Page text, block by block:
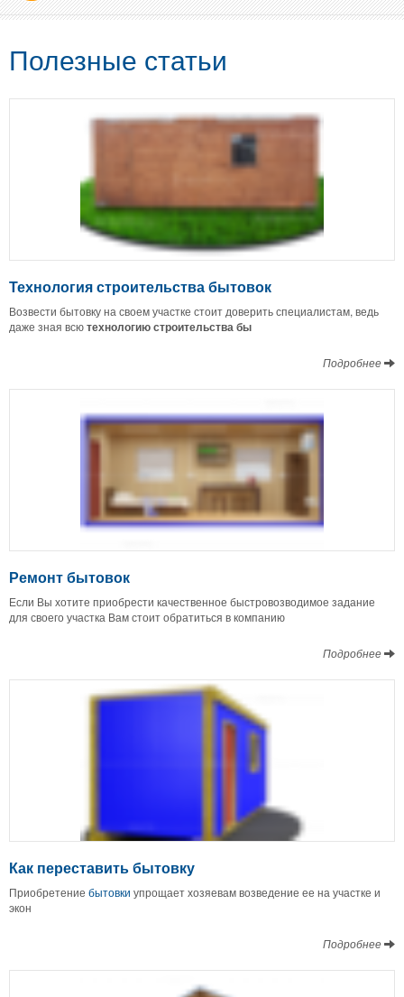
Полезные статьи
Технология строительства бытовок
Возвести бытовку на своем участке стоит доверить специалистам, ведь
даже зная всютехнологию строительства бы
Подробнее
Ремонт бытовок
Если Вы хотите приобрести качественное быстровозводимое задание
для своего участка Вам стоит обратиться в компанию
Подробнее
Как переставить бытовку
Приобретение бытовки упрощает хозяевам возведение ее на участке и
экон
Подробнее